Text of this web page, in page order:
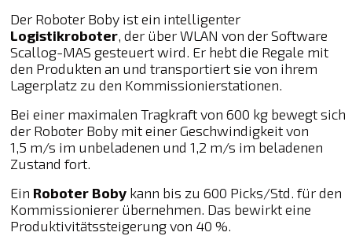
Der Roboter Boby ist ein intelligenter
Logistikroboter, der über WLAN von der Software
Scallog-MAS gesteuert wird. Er hebt die Regale mit
den Produkten an und transportiert sie von ihrem
Lagerplatz zu den Kommissionierstationen.
Bei einer maximalen Tragkraft von 600 kg bewegt sich
der Roboter Boby mit einer Geschwindigkeit von
1,5 m/s im unbeladenen und 1,2 m/s im beladenen
Zustand fort.
Ein Roboter Boby kann bis zu 600 Picks/Std. für den
Kommissionierer übernehmen. Das bewirkt eine
Produktivitätssteigerung von 40 %.